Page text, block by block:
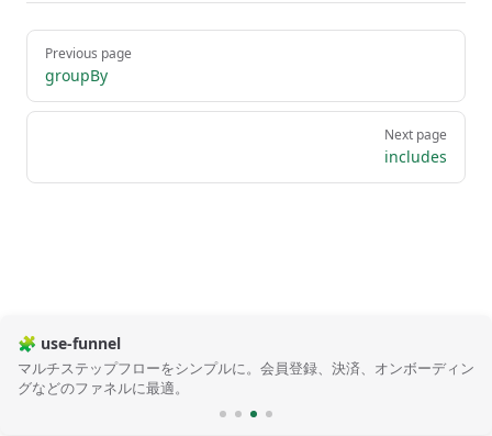
Pager
Previous page
groupBy
Next page
includes
🧩 use-funnel
マルチステップフローをシンプルに。会員登録、決済、オンボーディン
グなどのファネルに最適。